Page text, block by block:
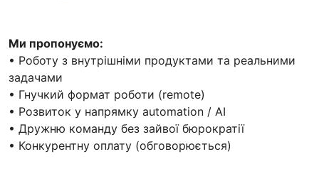
Ми пропонуємо:
• Роботу з внутрішніми продуктами та реальними
задачами
• Гнучкий формат роботи (remote)
• Розвиток у напрямку automation / AI
• Дружню команду без зайвої бюрократії
• Конкурентну оплату (обговорюється)